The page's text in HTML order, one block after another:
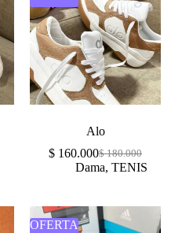
Alo
$180.000
$ 160.000
Dama, TENIS
OFERTA